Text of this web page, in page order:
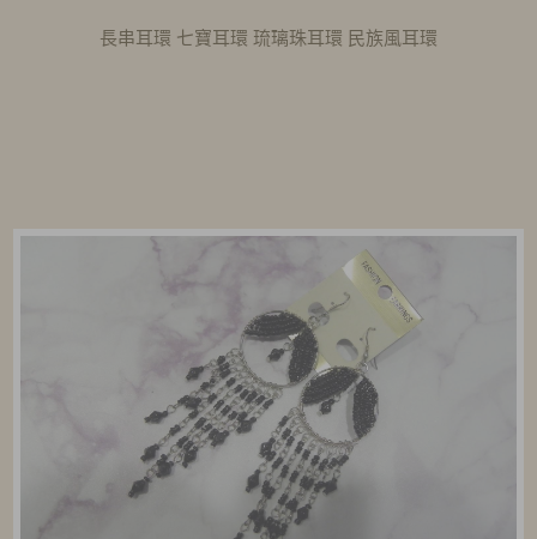
長串耳環 七寶耳環 琉璃珠耳環 民族風耳環